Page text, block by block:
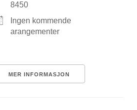
8450
Ingen kommende
arangementer
MER INFORMASJON